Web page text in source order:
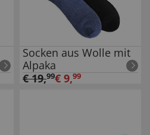
Socken aus Wolle mit
Alpaka
€19,99€ 9,99